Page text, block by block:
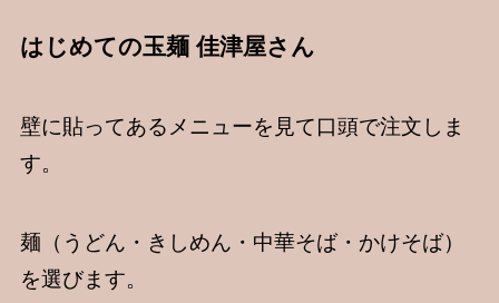
はじめての玉麺 佳津屋さん
壁に貼ってあるメニューを見て口頭で注文しま
す。
麺（うどん・きしめん・中華そば・かけそば）
を選びます。